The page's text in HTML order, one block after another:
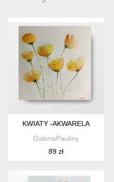
60/50 CMKWIATY -AKWARELA
GaleriaPauliny
89 zł